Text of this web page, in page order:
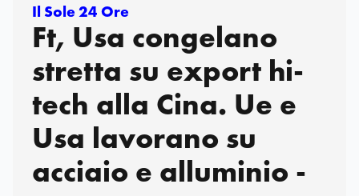
Il Sole 24 Ore
Ft, Usa congelano
stretta su export hi-
tech alla Cina. Ue e
Usa lavorano su
acciaio e alluminio -